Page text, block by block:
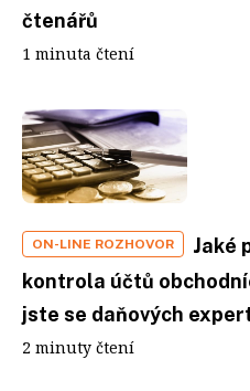
čtenářů
1 minuta čtení
ON-LINE ROZHOVOR
Jaké
kontrola účtů
jste se daňových
2 minuty čtení